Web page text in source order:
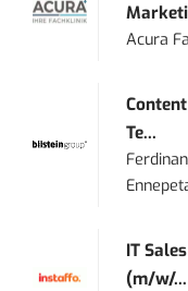
Acura
Te...
IT
(m/w/...